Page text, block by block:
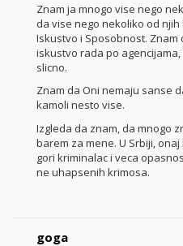
Znam ja mnogo vise nego
da vise nego nekoliko od njih
Iskustvo i Sposobnost.
iskustvo rada po
slicno.
Znam da Oni nemaju sanse
kamoli nesto vise.
Izgleda da znam, da mnogo
barem za mene. U Srbiji,
gori kriminalac i veca
ne uhapsenih krimosa.
goga